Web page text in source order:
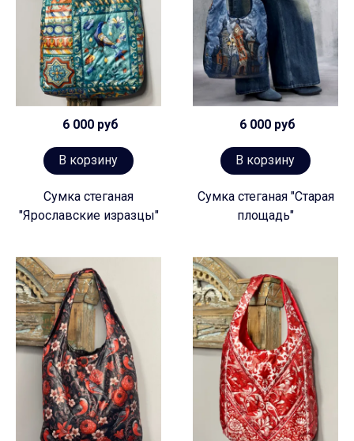
6 000 руб
В корзину
Сумка стеганая
"Ярославские изразцы"
6 000 руб
В корзину
Сумка стеганая "Старая
площадь"